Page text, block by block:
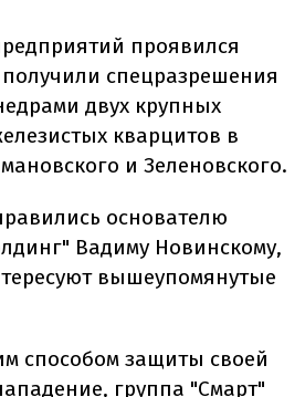
проявился
спецразрешения
двух крупных
кварцитов в
и Зеленовского.
основателю
Вадиму Новинскому,
вышеупомянутые
способом защиты своей
группа "Смарт"